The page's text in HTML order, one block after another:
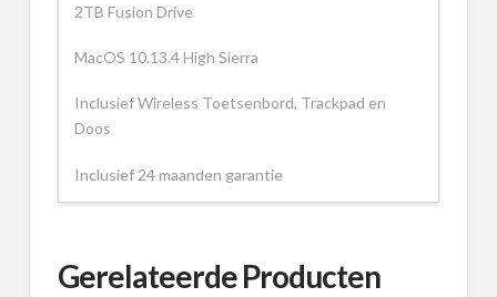
2TB Fusion Drive
MacOS 10.13.4 High Sierra
Inclusief Wireless Toetsenbord, Trackpad en
Doos
Inclusief 24 maanden garantie
Gerelateerde Producten